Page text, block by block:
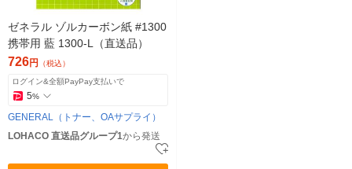
ゼネラル ゾルカーボン紙 #1300
携帯用 藍 1300-L（直送品）
726円 （税込）
ログイン&全額PayPay支払いで
5%
GENERAL（トナー、OAサプライ）
LOHACO 直送品グループ1から発送